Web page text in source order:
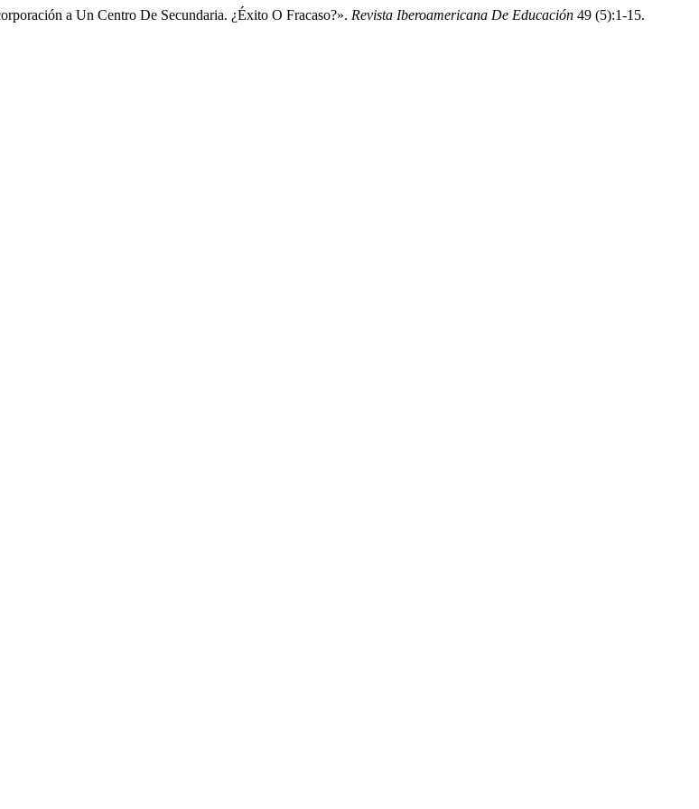
a Un Centro De Secundaria. ¿Éxito O Fracaso?». Revista Iberoamericana De Educación 49 (5):1-15.